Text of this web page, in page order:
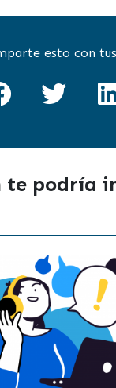
esto con
te podría